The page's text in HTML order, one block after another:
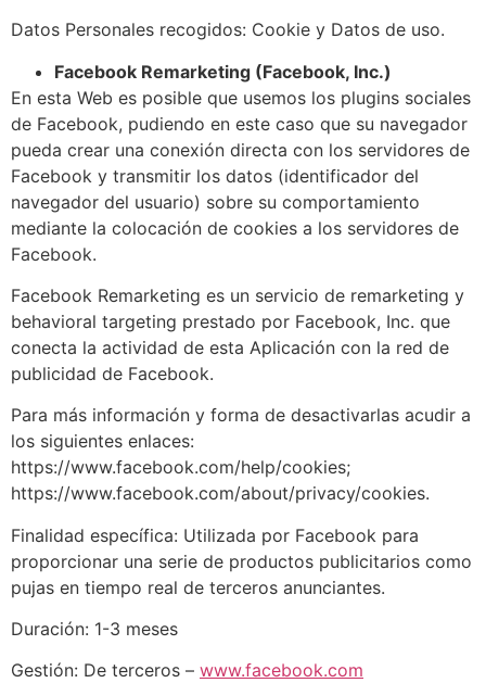
Datos Personales recogidos: Cookie y Datos de uso.
Facebook Remarketing (Facebook, Inc.)
En esta Web es posible que usemos los plugins sociales
de Facebook, pudiendo en este caso que su navegador
pueda crear una conexión directa con los servidores de
Facebook y transmitir los datos (identificador del
navegador del usuario) sobre su comportamiento
mediante la colocación de cookies a los servidores de
Facebook.
Facebook Remarketing es un servicio de remarketing y
behavioral targeting prestado por Facebook, Inc. que
conecta la actividad de esta Aplicación con la red de
publicidad de Facebook.
Para más información y forma de desactivarlas acudir a
los siguientes enlaces:
https://www.facebook.com/help/cookies;
https://www.facebook.com/about/privacy/cookies.
Finalidad específica: Utilizada por Facebook para
proporcionar una serie de productos publicitarios como
pujas en tiempo real de terceros anunciantes.
Duración: 1-3 meses
Gestión: De terceros – www.facebook.com